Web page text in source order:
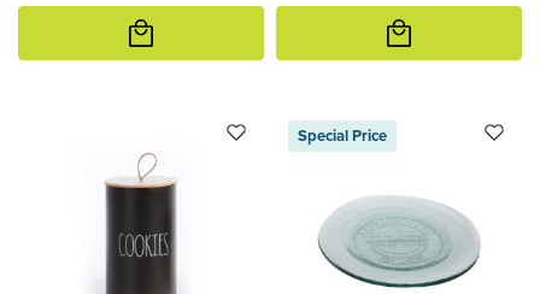
Προσθήκη
καλάθι
Προσθήκη
καλάθι
Special Price